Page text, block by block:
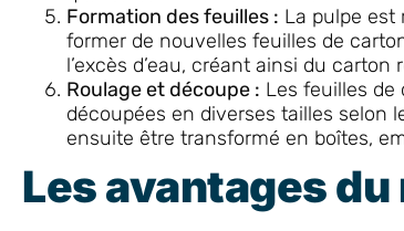
Formation des feuilles : La pulpe
former de nouvelles feuilles de
l’excès d’eau, créant ainsi du
Roulage et découpe : Les feuilles
découpées en diverses tailles selon
ensuite être transformé en boîtes,
Les avantages